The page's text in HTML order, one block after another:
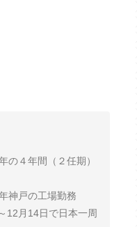
の４年間（２任期）
神戸の工場勤務
12月14日で日本一周